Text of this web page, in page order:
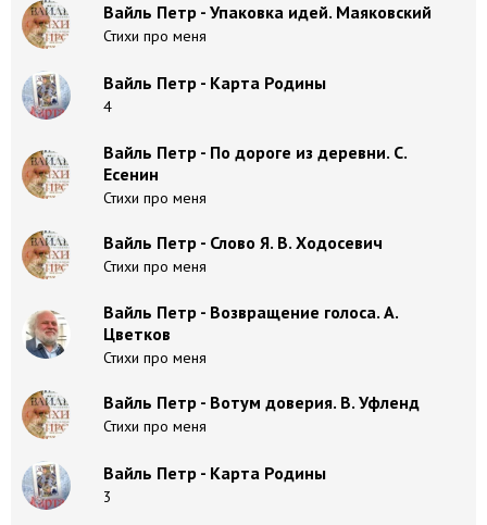
Вайль Петр - Упаковка идей. Маяковский
Стихи про меня
Вайль Петр - Карта Родины
4
Вайль Петр - По дороге из деревни. С.
Есенин
Стихи про меня
Вайль Петр - Слово Я. В. Ходосевич
Стихи про меня
Вайль Петр - Возвращение голоса. А.
Цветков
Стихи про меня
Вайль Петр - Вотум доверия. В. Уфленд
Стихи про меня
Вайль Петр - Карта Родины
3